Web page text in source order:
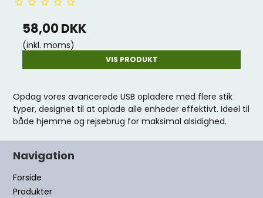
58,00 DKK
(inkl. moms)
VIS PRODUKT
Opdag vores avancerede USB opladere med flere stik
typer, designet til at oplade alle enheder effektivt. Ideel til
både hjemme og rejsebrug for maksimal alsidighed.
Navigation
Forside
Produkter